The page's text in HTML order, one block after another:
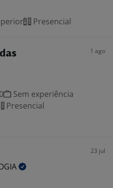
Presencial
1 ago
Sem experiência
Presencial
23 jul